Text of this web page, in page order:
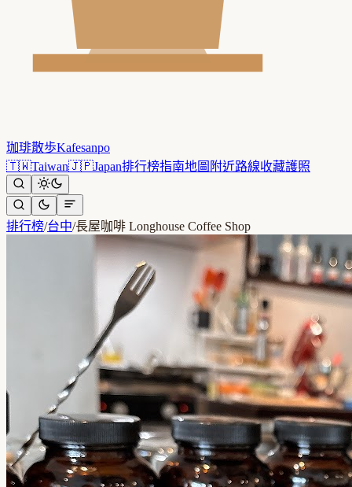
珈琲散歩Kafesanpo
🇹🇼Taiwan🇯🇵Japan排行榜指南地圖 附近路線收藏護照
排行榜/台中/長屋咖啡 Longhouse Coffee Shop